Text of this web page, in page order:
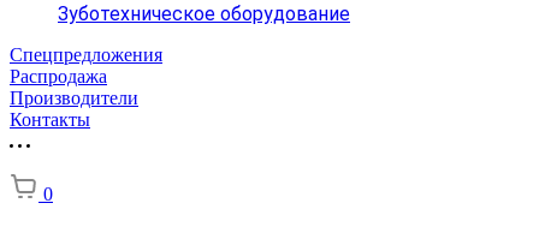
Зуботехническое оборудование
Спецпредложения
Распродажа
Производители
Контакты
0